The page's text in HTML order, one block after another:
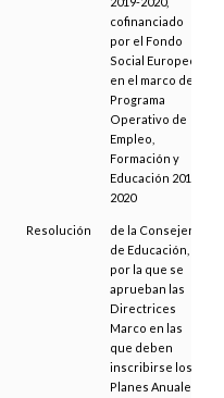
cofinanciado
por el Fondo
Social Europeo
en el marco del
Programa
Operativo de
Empleo,
Formación y
Educación 2014-
2020
Resolución
de la Consejería
de Educación,
por la que se
aprueban las
Directrices
Marco en las
que deben
inscribirse los
Planes Anuales